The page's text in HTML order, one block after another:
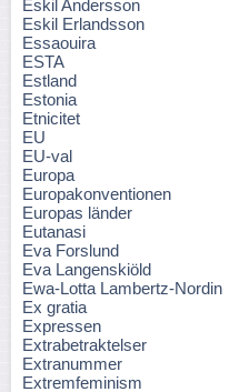
Eskil Andersson
Eskil Erlandsson
Essaouira
ESTA
Estland
Estonia
Etnicitet
EU
EU-val
Europa
Europakonventionen
Europas länder
Eutanasi
Eva Forslund
Eva Langenskiöld
Ewa-Lotta Lambertz-Nordin
Ex gratia
Expressen
Extrabetraktelser
Extranummer
Extremfeminism